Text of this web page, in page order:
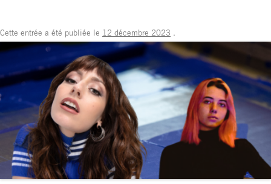
Cette entrée a été publiée le 12 décembre 2023 .